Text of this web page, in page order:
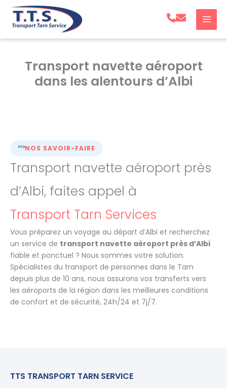
Aller
Transport navette aéroport
dans les alentours d’Albi
NOS SAVOIR-FAIRE
Transport navette aéroport près
d’Albi, faites appel à
Transport Tarn Services
Vous préparez un voyage au départ d’Albi et recherchez
un service de transport navette aéroport près d’Albi
fiable et ponctuel ? Nous sommes votre solution.
Spécialistes du transport de personnes dans le Tarn
depuis plus de 10 ans, nous assurons vos transferts vers
les aéroports de la région dans les meilleures conditions
de confort et de sécurité, 24h/24 et 7j/7.
TTS TRANSPORT TARN SERVICE